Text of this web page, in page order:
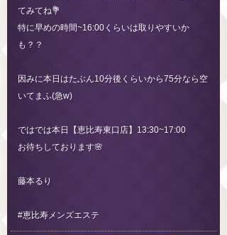
てみてね💐
特に早めの時間~16:00くらいは取りやすいか
も？？
因みに本日はたぶん10分後くらいから75分なら空
いてまふ(急w)
ではでは本日【恵比寿東口店】13:30~17:00
お待ちしております🌸
藤本るり
#恵比寿メンズエステ